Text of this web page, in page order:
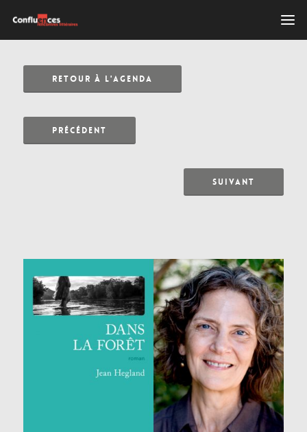
RETOUR À L'AGENDA
PRÉCÉDENT
SUIVANT